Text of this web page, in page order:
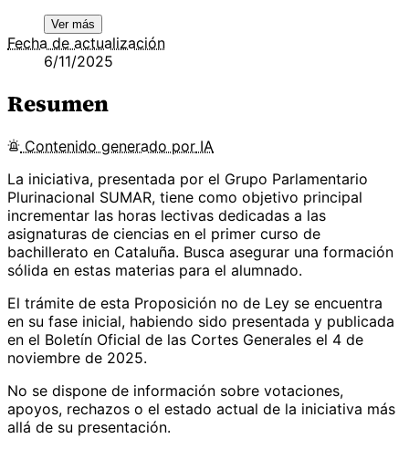
Ver más
Fecha de actualización
6/11/2025
Resumen
Contenido generado por IA
La iniciativa, presentada por el Grupo Parlamentario
Plurinacional SUMAR, tiene como objetivo principal
incrementar las horas lectivas dedicadas a las
asignaturas de ciencias en el primer curso de
bachillerato en Cataluña. Busca asegurar una formación
sólida en estas materias para el alumnado.
El trámite de esta Proposición no de Ley se encuentra
en su fase inicial, habiendo sido presentada y publicada
en el Boletín Oficial de las Cortes Generales el 4 de
noviembre de 2025.
No se dispone de información sobre votaciones,
apoyos, rechazos o el estado actual de la iniciativa más
allá de su presentación.